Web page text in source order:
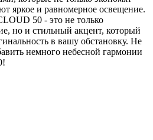
яркое и равномерное освещение.
50 - это не только
но и стильный акцент, который
в вашу обстановку. Не
немного небесной гармонии